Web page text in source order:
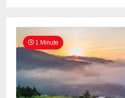
1 Minute